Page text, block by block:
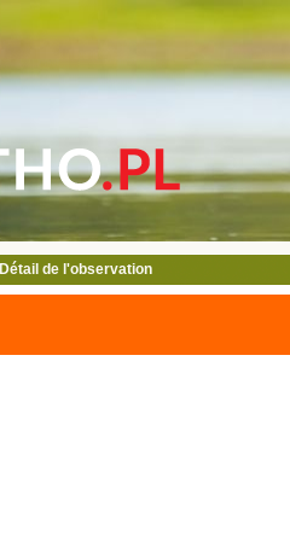
Détail de l'observation